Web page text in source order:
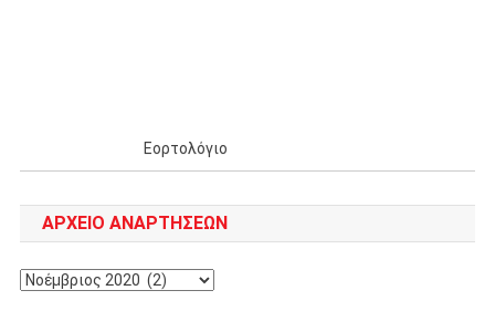
Εορτολόγιο
ΑΡΧΕΊΟ ΑΝΑΡΤΉΣΕΩΝ
Αρχείο